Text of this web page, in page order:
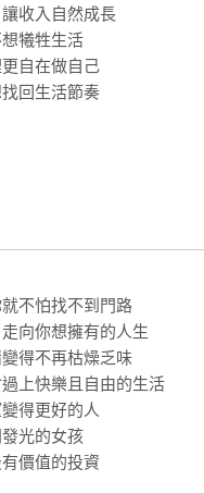
收入自然成長
犧牲生活
自在做自己
回生活節奏
不怕找不到門路
向你想擁有的人生
得不再枯燥乏味
上快樂且自由的生活
得更好的人
光的女孩
價值的投資